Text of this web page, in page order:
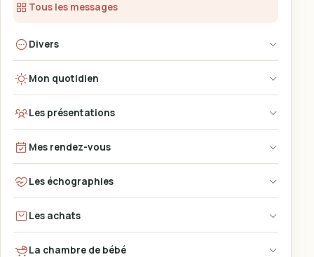
Tous les messages
Divers
Mon quotidien
Les présentations
Mes rendez-vous
Les échographies
Les achats
La chambre de bébé